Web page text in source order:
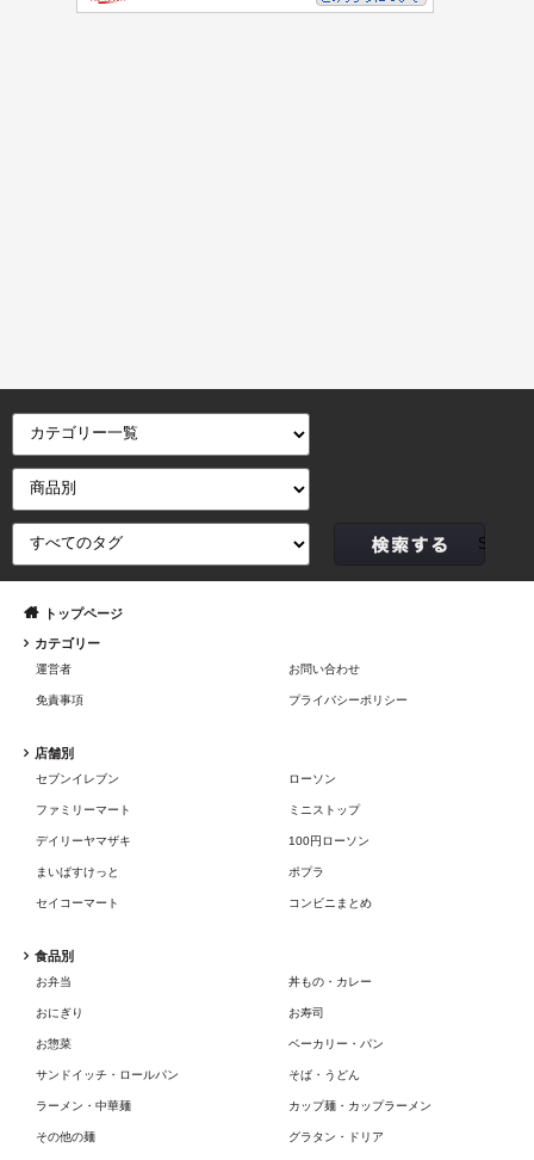
トップページ
カテゴリー
運営者 お問い合わせ
免責事項 プライバシーポリシー
店舗別
セブンイレブン ローソン
ファミリーマート ミニストップ
デイリーヤマザキ 100円ローソン
まいばすけっと ポプラ
セイコーマート コンビニまとめ
食品別
お弁当 丼もの・カレー
おにぎり お寿司
お惣菜 ベーカリー・パン
サンドイッチ・ロールパン そば・うどん
ラーメン・中華麺 カップ麺・カップラーメン
その他の麺 グラタン・ドリア